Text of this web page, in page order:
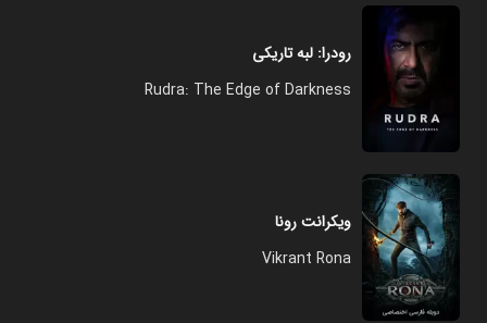
رودرا: لبه تاریکی
Rudra: The Edge of Darkness
ویکرانت رونا
Vikrant Rona